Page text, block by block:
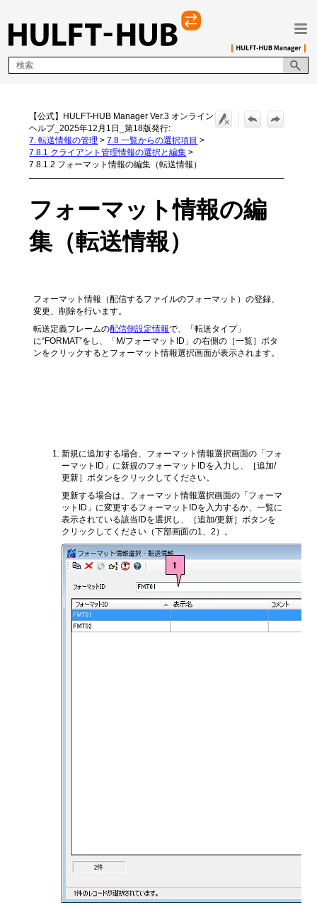
メイン コンテンツにスキップ
【公式】HULFT-HUB Manager Ver.3 オンライン
ヘルプ_2025年12月1日_第18版発行:
7. 転送情報の管理 >7.8 一覧からの選択項目 >
7.8.1 クライアント管理情報の選択と編集 >
7.8.1.2 フォーマット情報の編集（転送情報）
フォーマット情報の編
集（転送情報）
フォーマット情報（配信するファイルのフォーマット）の登録、
変更、削除を行います。
転送定義フレームの配信側設定情報で、「転送タイプ」
に“FORMAT”をし、「M/フォーマットID」の右側の［一覧］ボタ
ンをクリックするとフォーマット情報選択画面が表示されます。
新規に追加する場合、フォーマット情報選択画面の「フォ
ーマットID」に新規のフォーマットIDを入力し、［追加/
更新］ボタンをクリックしてください。
更新する場合は、フォーマット情報選択画面の「フォーマ
ットID」に変更するフォーマットIDを入力するか、一覧に
表示されている該当IDを選択し、［追加/更新］ボタンを
クリックしてください（下部画面の1、2）。